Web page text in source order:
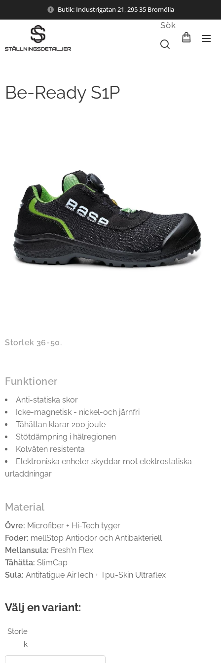
Butik: Industrigatan 21, 295 35 Bromölla
Sök
Be-Ready S1P
Storlek 36-50.
Funktioner
Anti-statiska skor
Icke-magnetisk - nickel-och järnfri
Tåhättan klarar 200 joule
Stötdämpning i hälregionen
Kolväten resistenta
Elektroniska enheter skyddar mot elektrostatiska
urladdningar
Material
Övre: Microfiber + Hi-Tech tyger
Foder: mellStop Antiodor och Antibakteriell
Mellansula: Fresh'n Flex
Tåhätta: SlimCap
Sula: Antifatigue AirTech + Tpu-Skin Ultraflex
Välj en variant:
Storle
k